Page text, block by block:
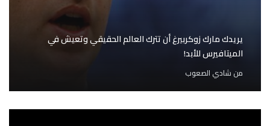
يريدك مارك زوكربيرغ أن تترك العالم الحقيقي وتعيش في
الميتافيرس للأبد!
من شادي الصعوب